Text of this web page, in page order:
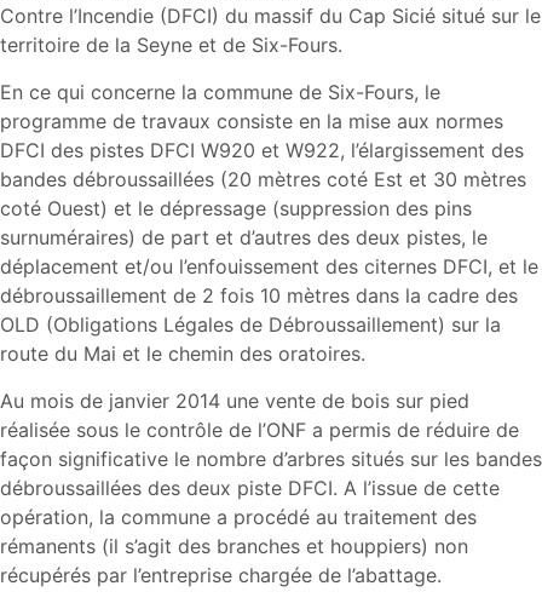
Contre l’Incendie (DFCI) du massif du Cap Sicié situé sur le
territoire de la Seyne et de Six-Fours.
En ce qui concerne la commune de Six-Fours, le
programme de travaux consiste en la mise aux normes
DFCI des pistes DFCI W920 et W922, l’élargissement des
bandes débroussaillées (20 mètres coté Est et 30 mètres
coté Ouest) et le dépressage (suppression des pins
surnuméraires) de part et d’autres des deux pistes, le
déplacement et/ou l’enfouissement des citernes DFCI, et le
débroussaillement de 2 fois 10 mètres dans la cadre des
OLD (Obligations Légales de Débroussaillement) sur la
route du Mai et le chemin des oratoires.
Au mois de janvier 2014 une vente de bois sur pied
réalisée sous le contrôle de l’ONF a permis de réduire de
façon significative le nombre d’arbres situés sur les bandes
débroussaillées des deux piste DFCI. A l’issue de cette
opération, la commune a procédé au traitement des
rémanents (il s’agit des branches et houppiers) non
récupérés par l’entreprise chargée de l’abattage.